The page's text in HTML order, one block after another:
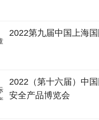
2022第九届中国上海
2022（第十六届）中
安全产品博览会